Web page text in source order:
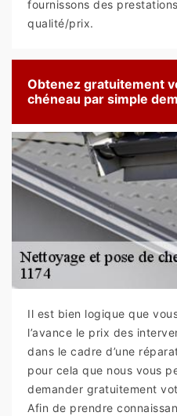
fournissons des
qualité/prix.
Obtenez gratuitement
chéneau par simple
Il est bien logique que
l’avance le prix des
dans le cadre d’une
pour cela que nous vous
demander gratuitement
Afin de prendre